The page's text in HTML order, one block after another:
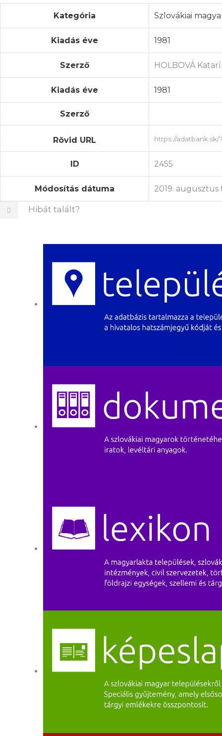
Kategória Szlovákiai
Kiadás éve 1981
Szerző HOLBOVÁ
Kiadás éve 1981
Szerző
Rövid URL
ID 2455
Módosítás dátuma 2019. augusztus
Hibát talált?